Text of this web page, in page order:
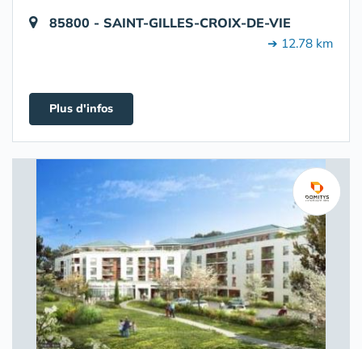
85800 - SAINT-GILLES-CROIX-DE-VIE
➔ 12.78 km
Plus d'infos